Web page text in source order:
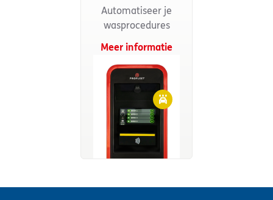
Automatiseer je
wasprocedures
Meer informatie